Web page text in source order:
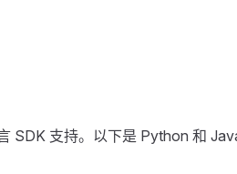
SDK 支持。以下是 Python 和